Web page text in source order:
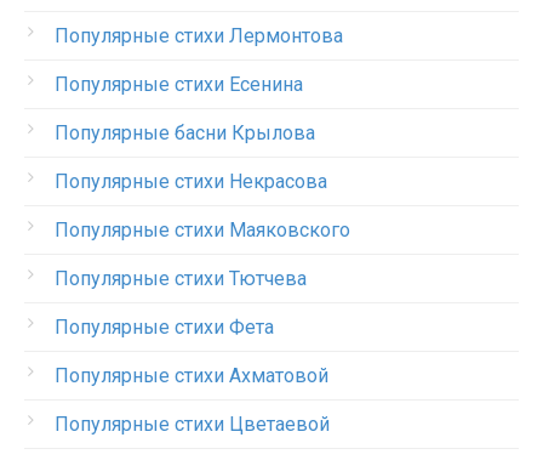
Популярные стихи Лермонтова
Популярные стихи Есенина
Популярные басни Крылова
Популярные стихи Некрасова
Популярные стихи Маяковского
Популярные стихи Тютчева
Популярные стихи Фета
Популярные стихи Ахматовой
Популярные стихи Цветаевой